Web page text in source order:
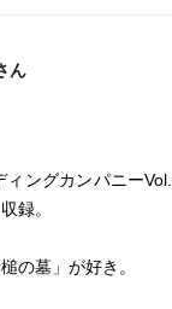
ん
ィングカンパニー
録。
の墓」が好き。